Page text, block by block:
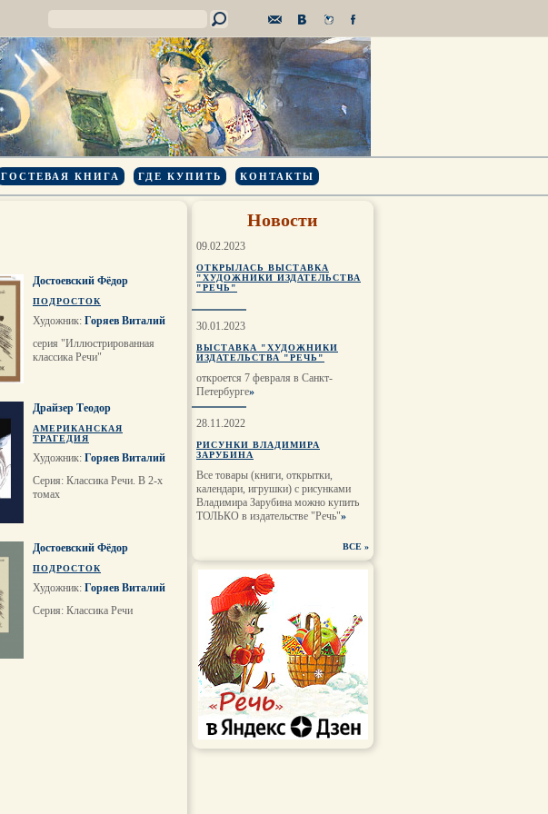
ГОСТЕВАЯ КНИГА ГДЕ КУПИТЬ КОНТАКТЫ
Достоевский Фёдор
ПОДРОСТОК
Художник: Горяев Виталий
серия "Иллюстрированная
классика Речи"
Драйзер Теодор
АМЕРИКАНСКАЯ
ТРАГЕДИЯ
Художник: Горяев Виталий
Серия: Классика Речи. В 2-х
томах
Достоевский Фёдор
ПОДРОСТОК
Художник: Горяев Виталий
Серия: Классика Речи
Новости
09.02.2023
ОТКРЫЛАСЬ ВЫСТАВКА
"ХУДОЖНИКИ ИЗДАТЕЛЬСТВА
"РЕЧЬ"
30.01.2023
ВЫСТАВКА "ХУДОЖНИКИ
ИЗДАТЕЛЬСТВА "РЕЧЬ"
откроется 7 февраля в Санкт-
Петербурге»
28.11.2022
РИСУНКИ ВЛАДИМИРА
ЗАРУБИНА
Все товары (книги, открытки,
календари, игрушки) с рисунками
Владимира Зарубина можно купить
ТОЛЬКО в издательстве "Речь"»
ВСЕ »